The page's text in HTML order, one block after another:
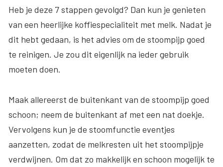
Heb je deze 7 stappen gevolgd? Dan kun je genieten
van een heerlijke koffiespecialiteit met melk. Nadat je
dit hebt gedaan, is het advies om de stoompijp goed
te reinigen. Je zou dit eigenlijk na ieder gebruik
moeten doen.
Maak allereerst de buitenkant van de stoompijp goed
schoon; neem de buitenkant af met een nat doekje.
Vervolgens kun je de stoomfunctie eventjes
aanzetten, zodat de melkresten uit het stoompijpje
verdwijnen. Om dat zo makkelijk en schoon mogelijk te